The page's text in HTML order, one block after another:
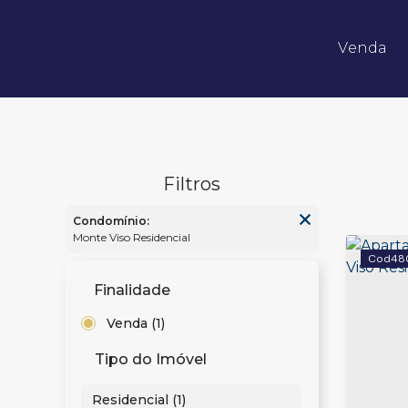
Venda
Condomínio:
Monte Viso Residencial
Finalidade
Venda (1)
Tipo do Imóvel
Residencial (1)